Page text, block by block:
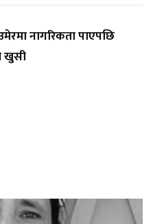
नागरिकता पाएपछि
खुसी